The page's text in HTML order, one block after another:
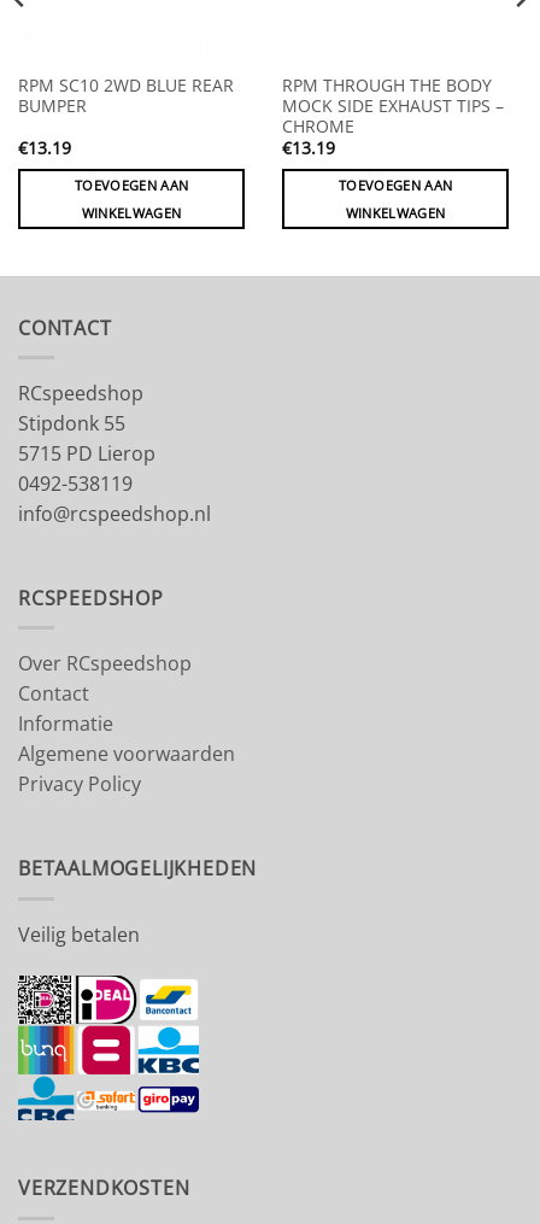
RPM SC10 2WD BLUE REAR
BUMPER
€13.19
TOEVOEGEN AAN
WINKELWAGEN
RPM THROUGH THE BODY
MOCK SIDE EXHAUST TIPS –
CHROME
€13.19
TOEVOEGEN AAN
WINKELWAGEN
CONTACT
RCspeedshop
Stipdonk 55
5715 PD Lierop
0492-538119
info@rcspeedshop.nl
RCSPEEDSHOP
Over RCspeedshop
Contact
Informatie
Algemene voorwaarden
Privacy Policy
BETAALMOGELIJKHEDEN
Veilig betalen
VERZENDKOSTEN